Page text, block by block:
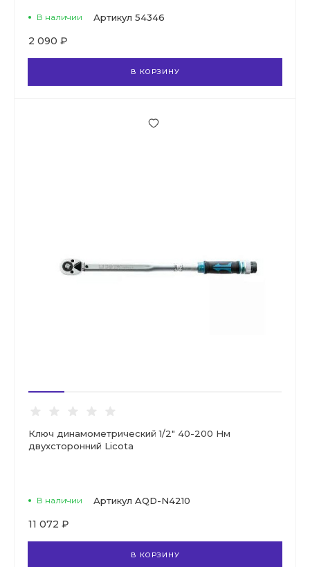
В наличии Артикул 54346
2 090 ₽
В КОРЗИНУ
Ключ динамометрический 1/2" 40-200 Нм
двухсторонний Licota
В наличии Артикул AQD-N4210
11 072 ₽
В КОРЗИНУ